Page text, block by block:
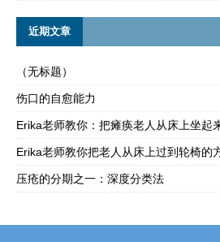
近期文章
（无标题）
伤口的自愈能力
Erika老师教你：把瘫痪老人从床上坐起
Erika老师教你把老人从床上过到轮椅的
压疮的分期之一：深度分类法